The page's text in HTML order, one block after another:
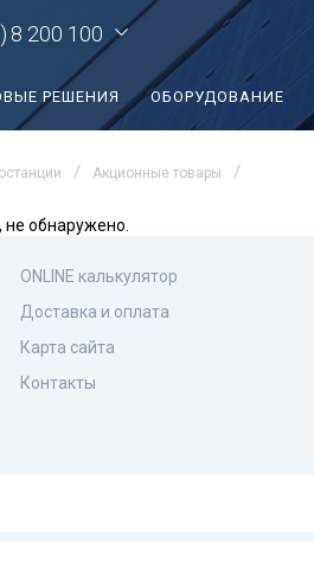
8 200 100
РЕШЕНИЯ ОБОРУДОВАНИЕ
Акционные товары
обнаружено.
ONLINE калькулятор
Доставка и оплата
Карта сайта
Контакты